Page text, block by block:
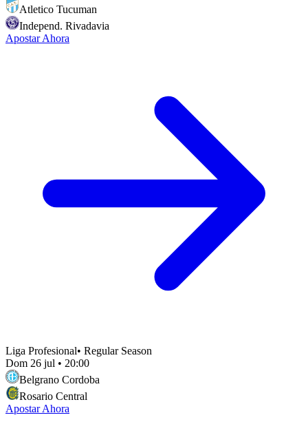
Atletico Tucuman
Independ. Rivadavia
Apostar Ahora
Liga Profesional• Regular Season
Dom 26 jul • 20:00
Belgrano Cordoba
Rosario Central
Apostar Ahora